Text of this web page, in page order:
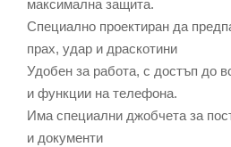
максимална защита.
Специално проектиран да
прах, удар и драскотини
Удобен за работа, с достъп до
и функции на телефона.
Има специални джобчета за
и документи